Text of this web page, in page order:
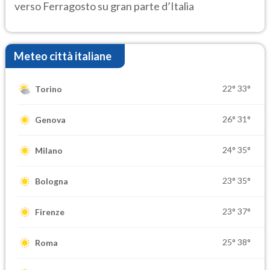
verso Ferragosto su gran parte d’Italia
Meteo città italiane
Torino 22° 33°
Genova 26° 31°
Milano 24° 35°
Bologna 23° 35°
Firenze 23° 37°
Roma 25° 38°